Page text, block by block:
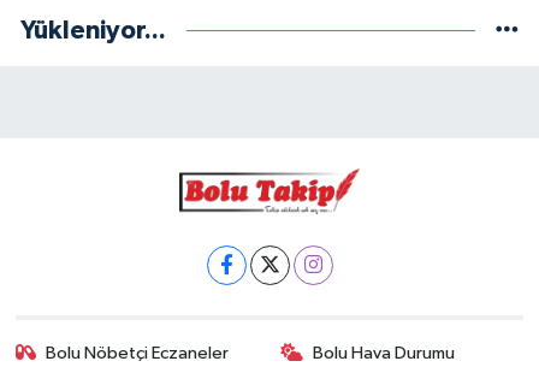
Yükleniyor...
Bolu Nöbetçi Eczaneler Bolu Hava Durumu